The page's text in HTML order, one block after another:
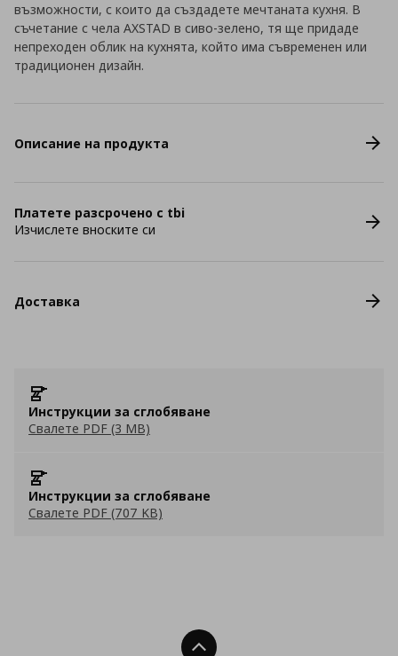
възможности, с които да създадете мечтаната кухня. В
съчетание с чела AXSTAD в сиво-зелено, тя ще придаде
непреходен облик на кухнята, който има съвременен или
традиционен дизайн.
Описание на продукта
Платете разсрочено с tbi
Изчислете вноските си
Доставка
Инструкции за сглобяване
Свалете PDF (3 MB)
Инструкции за сглобяване
Свалете PDF (707 KB)
Нагоре